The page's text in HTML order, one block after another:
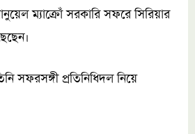
ম্যাক্রোঁ সরকারি সফরে সিরিয়ার
সফরসঙ্গী প্রতিনিধিদল নিয়ে